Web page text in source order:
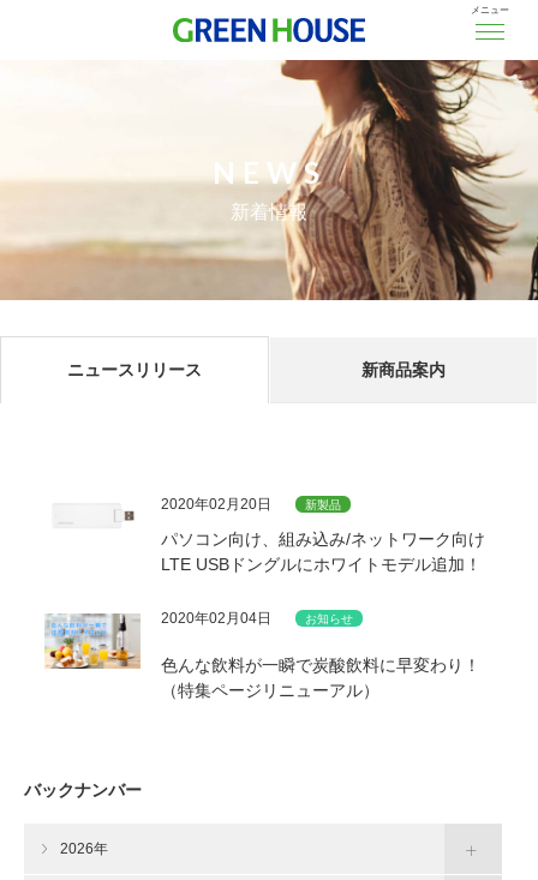
メニュー
NEWS
新着情報
ニュースリリース 新商品案内
2020年02月20日 新製品
パソコン向け、組み込み/ネットワーク向け
LTE USBドングルにホワイトモデル追加！
2020年02月04日 お知らせ
色んな飲料が一瞬で炭酸飲料に早変わり！
（特集ページリニューアル）
バックナンバー
2026年